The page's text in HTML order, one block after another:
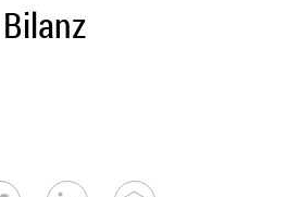
Bilanz